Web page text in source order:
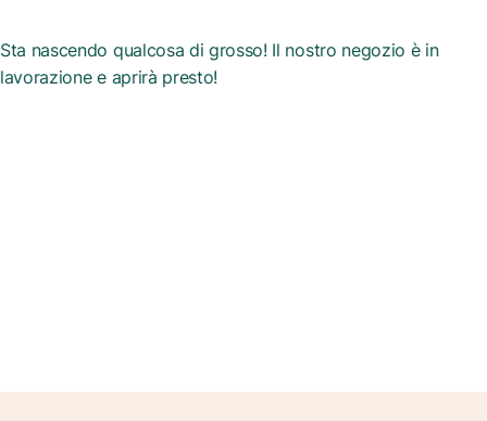
Sta nascendo qualcosa di grosso! Il nostro negozio è in
lavorazione e aprirà presto!